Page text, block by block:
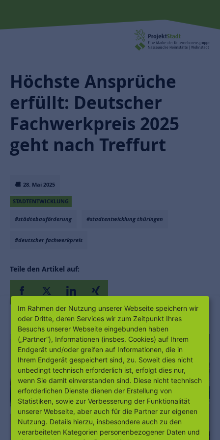
28. Mai 2025
STADTENTWICKLUNG
#städtebauförderung #stadtentwicklung thüringen
#deutscher fachwerkpreis
Teile den Artikel auf:
Höchste Ansprüche
erfüllt: Deutscher
Fachwerkpreis 2025
geht nach Treffurt
Im Rahmen der Nutzung unserer Webseite speichern wir
oder Dritte, deren Services wir zum Zeitpunkt Ihres
Besuchs unserer Webseite eingebunden haben
(„Partner“), Informationen (insbes. Cookies) auf Ihrem
Endgerät und/oder greifen auf Informationen, die in
Ihrem Endgerät gespeichert sind, zu. Soweit dies nicht
unbedingt technisch erforderlich ist, erfolgt dies nur,
wenn Sie damit einverstanden sind. Diese nicht technisch
erforderlichen Dienste dienen der Erstellung von
Statistiken, sowie zur Verbesserung der Funktionalität
unserer Webseite, aber auch für die Partner zur eigenen
Nutzung. Details hierzu, insbesondere auch zu den
verarbeiteten Kategorien personenbezogener Daten und